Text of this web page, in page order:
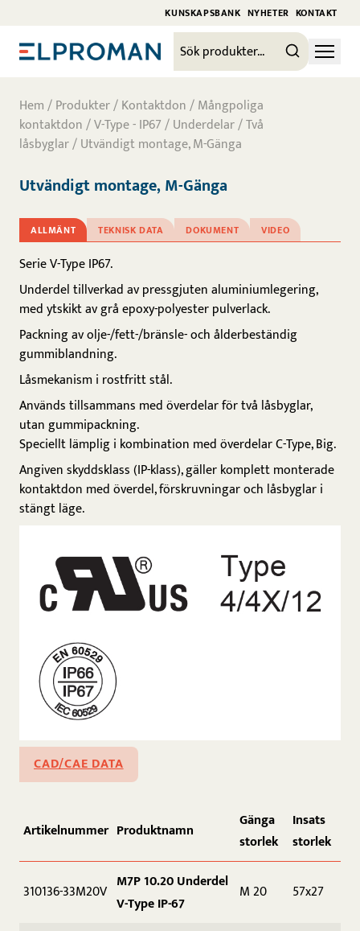
KUNSKAPSBANK NYHETER KONTAKT
Hem/Produkter/Kontaktdon/Mångpoliga
kontaktdon/V-Type - IP67/Underdelar/Två
låsbyglar/ Utvändigt montage, M-Gänga
Utvändigt montage, M-Gänga
ALLMÄNT TEKNISK DATA DOKUMENT VIDEO
Serie V-Type IP67.
Underdel tillverkad av pressgjuten aluminiumlegering,
med ytskikt av grå epoxy-polyester pulverlack.
Packning av olje-/fett-/bränsle- och ålderbeständig
gummiblandning.
Låsmekanism i rostfritt stål.
Används tillsammans med överdelar för två låsbyglar,
utan gummipackning.
Speciellt lämplig i kombination med överdelar C-Type, Big.
Angiven skyddsklass (IP-klass), gäller komplett monterade
kontaktdon med överdel, förskruvningar och låsbyglar i
stängt läge.
CAD/CAE DATA
Artikelnummer Produktnamn
Gänga
storlek
Insats
storlek
310136-33M20V M7P 10.20 Underdel
V-Type IP-67
M 20 57x27